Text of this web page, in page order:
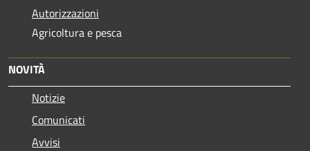
Autorizzazioni
Agricoltura e pesca
NOVITÀ
Notizie
Comunicati
Avvisi